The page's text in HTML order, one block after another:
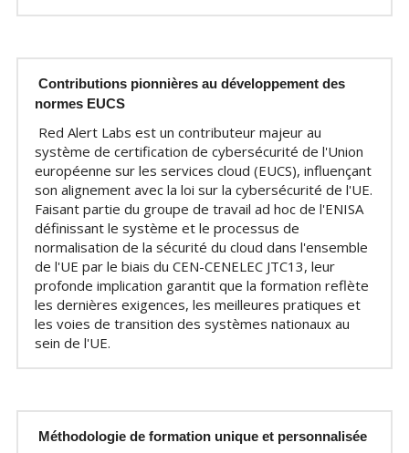
Contributions pionnières au développement des
normes EUCS
Red Alert Labs est un contributeur majeur au
système de certification de cybersécurité de l'Union
européenne sur les services cloud (EUCS), influençant
son alignement avec la loi sur la cybersécurité de l'UE.
Faisant partie du groupe de travail ad hoc de l'ENISA
définissant le système et le processus de
normalisation de la sécurité du cloud dans l'ensemble
de l'UE par le biais du CEN-CENELEC JTC13, leur
profonde implication garantit que la formation reflète
les dernières exigences, les meilleures pratiques et
les voies de transition des systèmes nationaux au
sein de l'UE.
Méthodologie de formation unique et personnalisée